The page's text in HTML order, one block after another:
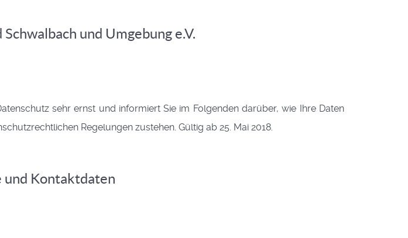
und Umgebung e.V.
sehr ernst und informiert Sie im Folgenden darüber, wie Ihre Daten
Regelungen zustehen. Gültig ab 25. Mai 2018.
Kontaktdaten